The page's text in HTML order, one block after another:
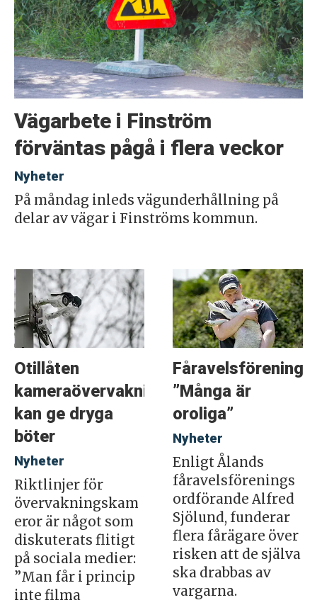
Vägarbete i Finström
förväntas pågå i flera veckor
Nyheter
På måndag inleds vägunderhållning på
delar av vägar i Finströms kommun.
Otillåten
kameraövervakning
kan ge dryga
böter
Nyheter
Riktlinjer för
övervakningskam
eror är något som
diskuterats flitigt
på sociala medier:
”Man får i princip
inte filma
”Många är
oroliga”
Nyheter
Enligt Ålands
fåravelsförenings
ordförande Alfred
Sjölund, funderar
flera fårägare över
risken att de själva
ska drabbas av
vargarna.